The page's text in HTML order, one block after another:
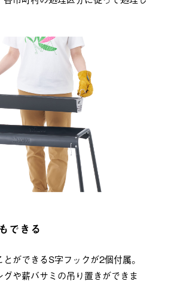
できる
ができるS字フックが2個付属。
や薪バサミの吊り置きができま